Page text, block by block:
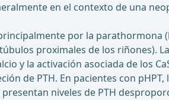
en el contexto de una
por la parathormona
proximales de los riñones).
y la activación asociada de los
de PTH. En pacientes con
niveles de PTH